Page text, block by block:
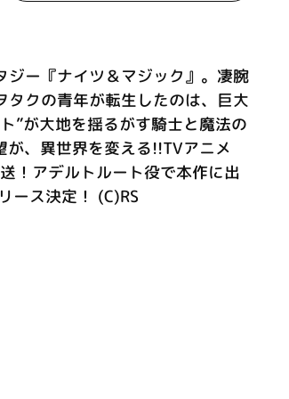
ー『ナイツ＆マジック』。凄腕
クの青年が転生したのは、巨大
”が大地を揺るがす騎士と魔法の
、異世界を変える!!TVアニメ
！アデルトルート役で本作に出
ース決定！ (C)RS